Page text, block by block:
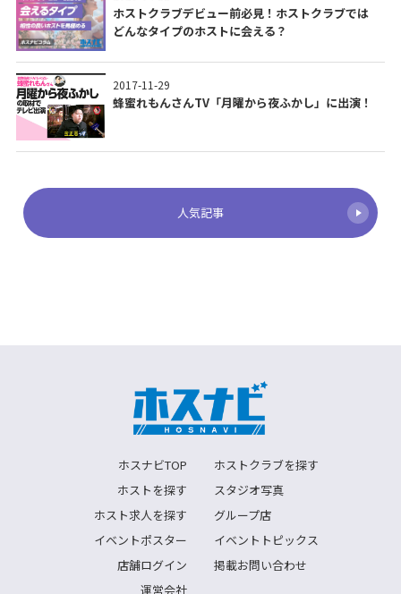
ホストクラブデビュー前必見！ホストクラブでは
どんなタイプのホストに会える？
2017-11-29
蜂蜜れもんさんTV「月曜から夜ふかし」に出演！
人気記事
ホスナビTOP
ホストクラブを探す
ホストを探す
スタジオ写真
ホスト求人を探す
グループ店
イベントポスター
イベントトピックス
店舗ログイン
掲載お問い合わせ
運営会社